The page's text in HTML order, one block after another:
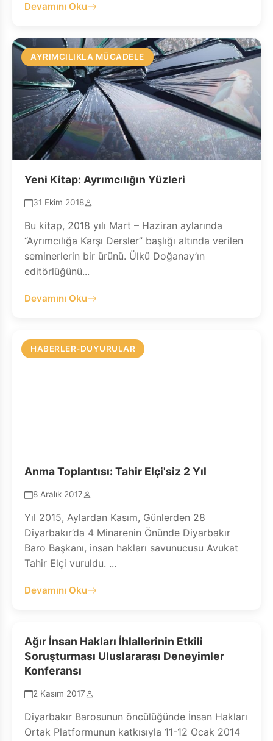
Devamını Oku
AYRIMCILIKLA MÜCADELE
Yeni Kitap: Ayrımcılığın Yüzleri
31 Ekim 2018
Bu kitap, 2018 yılı Mart – Haziran aylarında
“Ayrımcılığa Karşı Dersler” başlığı altında verilen
seminerlerin bir ürünü. Ülkü Doğanay’ın
editörlüğünü...
Devamını Oku
HABERLER-DUYURULAR
Anma Toplantısı: Tahir Elçi'siz 2 Yıl
8 Aralık 2017
Yıl 2015, Aylardan Kasım, Günlerden 28
Diyarbakır’da 4 Minarenin Önünde Diyarbakır
Baro Başkanı, insan hakları savunucusu Avukat
Tahir Elçi vuruldu. ...
Devamını Oku
Ağır İnsan Hakları İhlallerinin Etkili
Soruşturması Uluslararası Deneyimler
Konferansı
2 Kasım 2017
Diyarbakır Barosunun öncülüğünde İnsan Hakları
Ortak Platformunun katkısıyla 11-12 Ocak 2014